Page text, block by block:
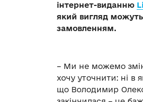
інтернет-виданню
який вигляд можуть
замовленням.
– Ми не можемо
хочу уточнити: ні в
що Володимир